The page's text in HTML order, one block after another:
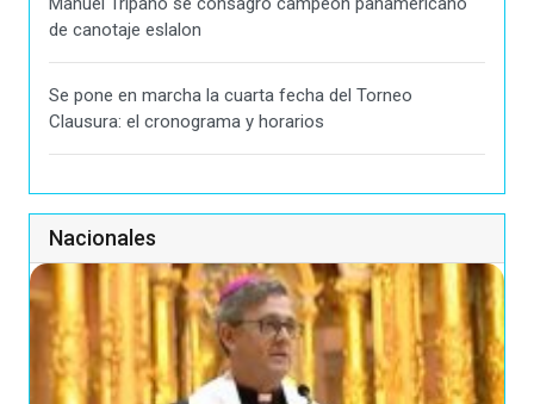
de canotaje eslalon
Se pone en marcha la cuarta fecha del Torneo
Clausura: el cronograma y horarios
Nacionales